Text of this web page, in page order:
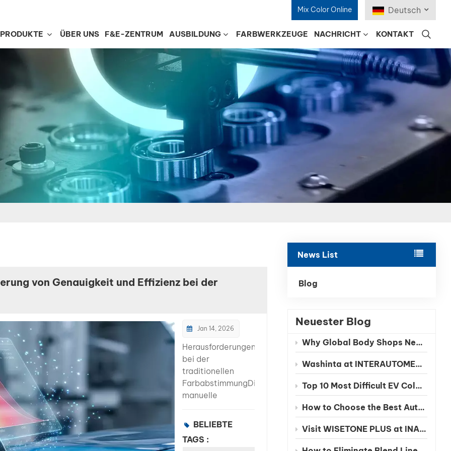
Mix Color Online Deutsch
English
Français
Deutsch
Português
PRODUKTE ÜBER UNS F&E-ZENTRUM AUSBILDUNG FARBWERKZEUGE NACHRICHT KONTAKT
News List
Blog
Neuester Blog
Why Global Body Shops Need Chinese EV Color Databases
Washinta at INTERAUTOMECHANICA 2026 Moscow
Top 10 Most Difficult EV Colors to Match in 2026
How to Choose the Best Automotive Refinish Paint Manufacturer in China
Visit WISETONE PLUS at INA PAACE Automechanika Mexico 2026 – Meet Your Trusted Automotive Refinish Paint Manufacturer
von Genauigkeit und Effizienz bei der
Jan 14, 2026
Herausforderungen
bei der
traditionellen
FarbabstimmungDie
manuelle
ist stark von
abhängig und kann
BELIEBTE
TAGS :